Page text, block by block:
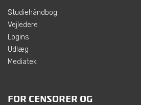
Studiehåndbog
Vejledere
Logins
Udlæg
Mediatek
FOR CENSORER OG